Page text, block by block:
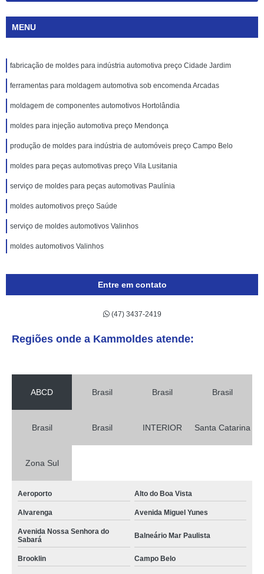
MENU
fabricação de moldes para indústria automotiva preço Cidade Jardim
ferramentas para moldagem automotiva sob encomenda Arcadas
moldagem de componentes automotivos Hortolândia
moldes para injeção automotiva preço Mendonça
produção de moldes para indústria de automóveis preço Campo Belo
moldes para peças automotivas preço Vila Lusitania
serviço de moldes para peças automotivas Paulínia
moldes automotivos preço Saúde
serviço de moldes automotivos Valinhos
moldes automotivos Valinhos
Entre em contato
(47) 3437-2419
Regiões onde a Kammoldes atende:
ABCD Brasil Brasil Brasil
Brasil Brasil INTERIOR Santa Catarina
Zona Sul
Aeroporto Alto do Boa Vista
Alvarenga Avenida Miguel Yunes
Avenida Nossa Senhora do
Sabará
Balneário Mar Paulista
Brooklin Campo Belo